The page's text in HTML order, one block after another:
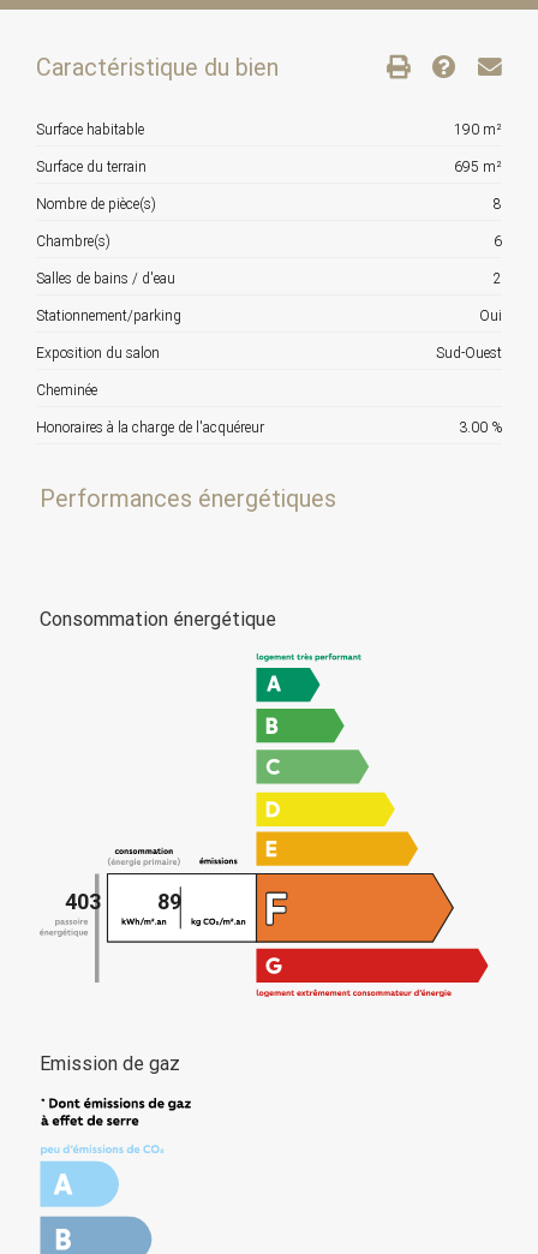
Caractéristique du bien
Surface habitable 190 m²
Surface du terrain 695 m²
Nombre de pièce(s) 8
Chambre(s) 6
Salles de bains / d'eau 2
Stationnement/parking Oui
Exposition du salon Sud-Ouest
Cheminée
Honoraires à la charge de l'acquéreur 3.00 %
Performances énergétiques
Consommation énergétique
403 89
Emission de gaz